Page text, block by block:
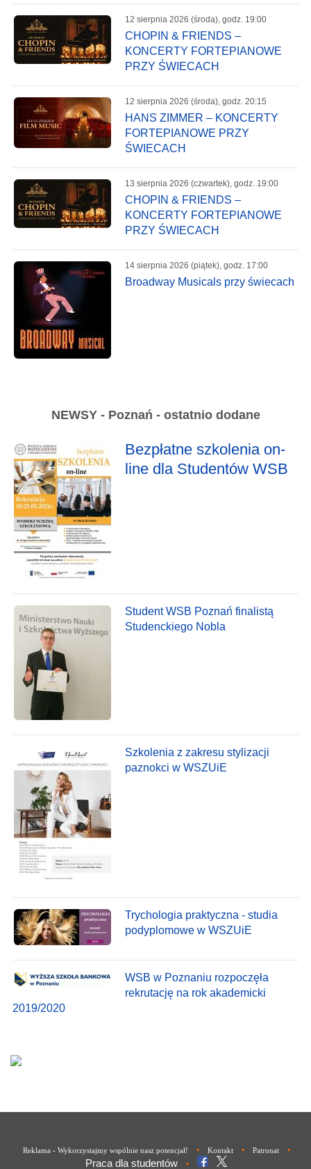
12 sierpnia 2026 (środa), godz. 19:00
CHOPIN & FRIENDS –
KONCERTY FORTEPIANOWE
PRZY ŚWIECACH
12 sierpnia 2026 (środa), godz. 20:15
HANS ZIMMER – KONCERTY
FORTEPIANOWE PRZY
ŚWIECACH
13 sierpnia 2026 (czwartek), godz. 19:00
CHOPIN & FRIENDS –
KONCERTY FORTEPIANOWE
PRZY ŚWIECACH
14 sierpnia 2026 (piątek), godz. 17:00
Broadway Musicals przy świecach
NEWSY - Poznań - ostatnio dodane
Bezpłatne szkolenia on-
line dla Studentów WSB
Student WSB Poznań finalistą
Studenckiego Nobla
Szkolenia z zakresu stylizacji
paznokci w WSZUiE
Trychologia praktyczna - studia
podyplomowe w WSZUiE
WSB w Poznaniu rozpoczęła
rekrutację na rok akademicki
2019/2020
Reklama - Wykorzystajmy wspólnie nasz potencjał! • Kontakt • Patronat •
Praca dla studentów •